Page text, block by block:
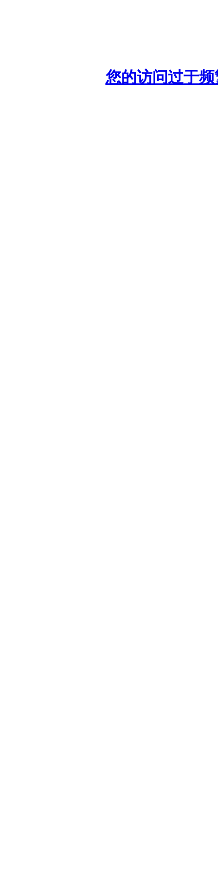
您的访问过于